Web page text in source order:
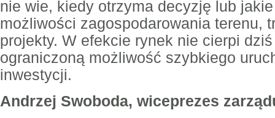
nie wie, kiedy otrzyma decyzję lub jakie
możliwości zagospodarowania terenu,
projekty. W efekcie rynek nie cierpi
ograniczoną możliwość szybkiego
inwestycji.
Andrzej Swoboda, wiceprezes